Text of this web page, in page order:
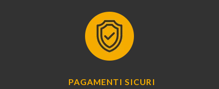
PAGAMENTI SICURI